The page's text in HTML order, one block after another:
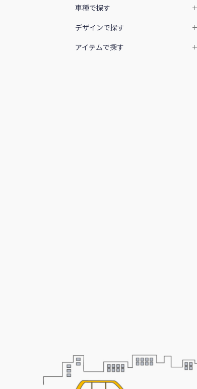
車種で探す
デザインで探す
アイテムで探す